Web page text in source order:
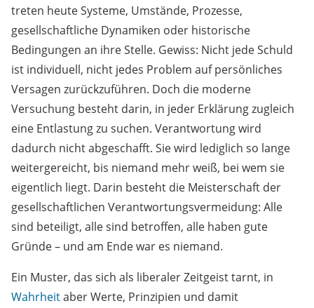
treten heute Systeme, Umstände, Prozesse,
gesellschaftliche Dynamiken oder historische
Bedingungen an ihre Stelle. Gewiss: Nicht jede Schuld
ist individuell, nicht jedes Problem auf persönliches
Versagen zurückzuführen. Doch die moderne
Versuchung besteht darin, in jeder Erklärung zugleich
eine Entlastung zu suchen. Verantwortung wird
dadurch nicht abgeschafft. Sie wird lediglich so lange
weitergereicht, bis niemand mehr weiß, bei wem sie
eigentlich liegt. Darin besteht die Meisterschaft der
gesellschaftlichen Verantwortungsvermeidung: Alle
sind beteiligt, alle sind betroffen, alle haben gute
Gründe – und am Ende war es niemand.
Ein Muster, das sich als liberaler Zeitgeist tarnt, in
Wahrheitaber Werte, Prinzipien und damit